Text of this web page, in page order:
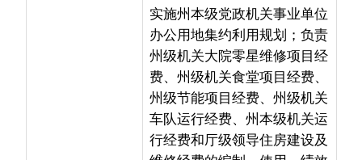
州级节能项目经费、州级机关
车队运行经费、州本级机关运
行经费和厅级领导住房建设及
维修经费的编制、使用、绩效
考评和审计；负责本单位财务
管理、国有资产管理和内部审
计工作。